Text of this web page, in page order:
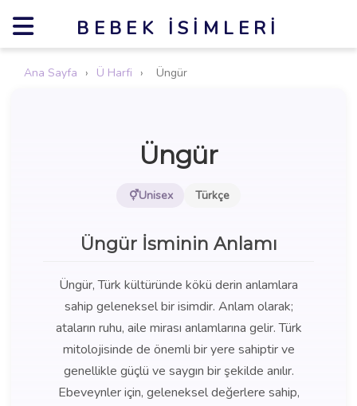
BEBEK İSIMLERI
Ana Sayfa › Ü Harfi › Üngür
Üngür
Unisex Türkçe
Üngür İsminin Anlamı
Üngür, Türk kültüründe kökü derin anlamlara
sahip geleneksel bir isimdir. Anlam olarak;
ataların ruhu, aile mirası anlamlarına gelir. Türk
mitolojisinde de önemli bir yere sahiptir ve
genellikle güçlü ve saygın bir şekilde anılır.
Ebeveynler için, geleneksel değerlere sahip,